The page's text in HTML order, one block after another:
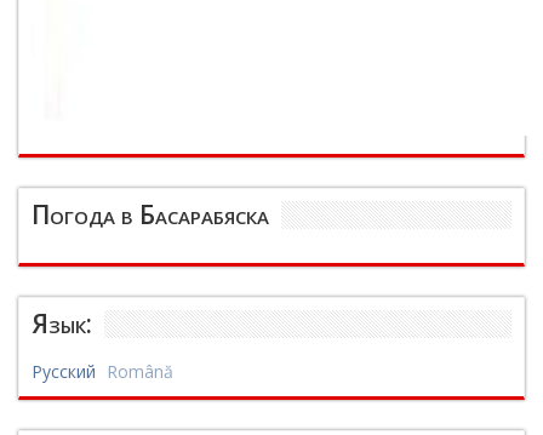
Погода в Басарабяска
Язык:
Русский Română